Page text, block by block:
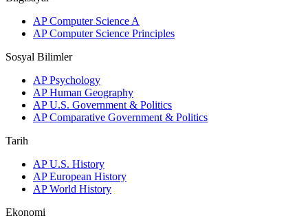
AP Computer Science A
AP Computer Science Principles
Sosyal Bilimler
AP Psychology
AP Human Geography
AP U.S. Government & Politics
AP Comparative Government & Politics
Tarih
AP U.S. History
AP European History
AP World History
Ekonomi